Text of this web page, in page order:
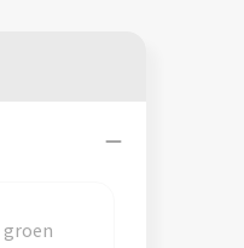
groen